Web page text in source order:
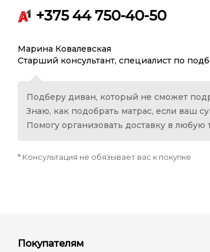
+375 44 750-40-50
Марина Ковалевская
Старший консультант, специалист по
Подберу диван, который не сможет
Знаю, как подобрать матрас, если ваш
Помогу организовать доставку в любую
* Консультация не обязывает вас к покупке
Покупателям